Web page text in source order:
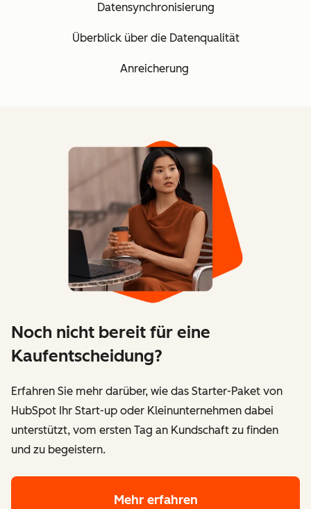
Datensynchronisierung
Überblick über die Datenqualität
Anreicherung
Noch nicht bereit für eine
Kaufentscheidung?
Erfahren Sie mehr darüber, wie das Starter-Paket von
HubSpot Ihr Start-up oder Kleinunternehmen dabei
unterstützt, vom ersten Tag an Kundschaft zu finden
und zu begeistern.
Mehr erfahren